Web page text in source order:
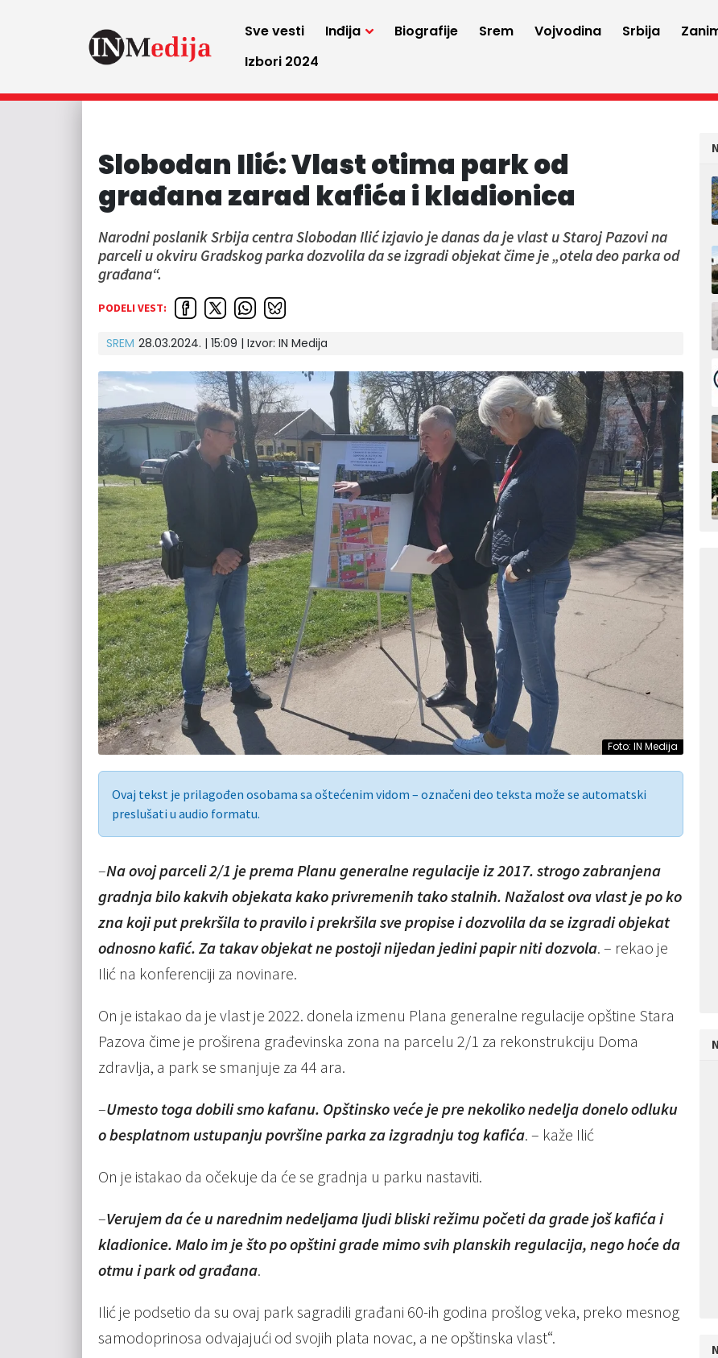
Sve vesti Inđija Biografije Srem Vojvodina Srbija
Izbori 2024
Slobodan Ilić: Vlast otima park od
građana zarad kafića i kladionica
Narodni poslanik Srbija centra Slobodan Ilić izjavio je danas da je vlast u Staroj Pazovi na
parceli u okviru Gradskog parka dozvolila da se izgradi objekat čime je „otela deo parka od
građana“.
PODELI VEST:
SREM 28.03.2024. | 15:09 | Izvor: IN Medija
Foto: IN Medija
Ovaj tekst je prilagođen osobama sa oštećenim vidom – označeni deo teksta može se automatski
preslušati u audio formatu.
–Na ovoj parceli 2/1 je prema Planu generalne regulacije iz 2017. strogo zabranjena
gradnja bilo kakvih objekata kako privremenih tako stalnih. Nažalost ova vlast je po ko
zna koji put prekršila to pravilo i prekršila sve propise i dozvolila da se izgradi objekat
odnosno kafić. Za takav objekat ne postoji nijedan jedini papir niti dozvola. – rekao je
Ilić na konferenciji za novinare.
On je istakao da je vlast je 2022. donela izmenu Plana generalne regulacije opštine Stara
Pazova čime je proširena građevinska zona na parcelu 2/1 za rekonstrukciju Doma
zdravlja, a park se smanjuje za 44 ara.
–Umesto toga dobili smo kafanu. Opštinsko veće je pre nekoliko nedelja donelo odluku
o besplatnom ustupanju površine parka za izgradnju tog kafića. – kaže Ilić
On je istakao da očekuje da će se gradnja u parku nastaviti.
–Verujem da će u narednim nedeljama ljudi bliski režimu početi da grade još kafića i
kladionice. Malo im je što po opštini grade mimo svih planskih regulacija, nego hoće da
otmu i park od građana.
Ilić je podsetio da su ovaj park sagradili građani 60-ih godina prošlog veka, preko mesnog
samodoprinosa odvajajući od svojih plata novac, a ne opštinska vlast“.